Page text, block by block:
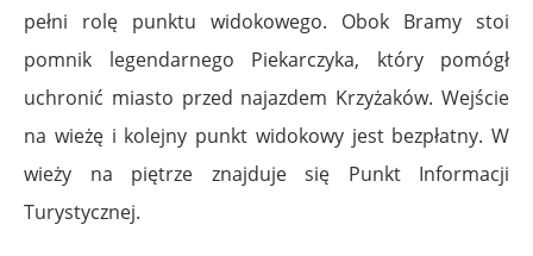
pełni rolę punktu widokowego. Obok Bramy stoi
pomnik legendarnego Piekarczyka, który pomógł
uchronić miasto przed najazdem Krzyżaków. Wejście
na wieżę i kolejny punkt widokowy jest bezpłatny. W
wieży na piętrze znajduje się Punkt Informacji
Turystycznej.